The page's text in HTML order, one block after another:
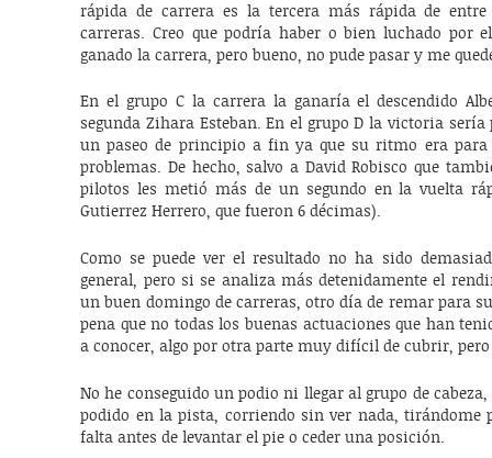
rápida de carrera es la tercera más rápida de
carreras. Creo que podría haber o bien luchado por
ganado la carrera, pero bueno, no pude pasar y me
En el grupo C la carrera la ganaría el descendido
segunda Zihara Esteban. En el grupo D la victoria
un paseo de principio a fin ya que su ritmo era
problemas. De hecho, salvo a David Robisco que
pilotos les metió más de un segundo en la vuelta
Gutierrez Herrero, que fueron 6 décimas).
Como se puede ver el resultado no ha sido
general, pero si se analiza más detenidamente el
un buen domingo de carreras, otro día de remar para
pena que no todas los buenas actuaciones que han
a conocer, algo por otra parte muy difícil de cubrir,
No he conseguido un podio ni llegar al grupo de
podido en la pista, corriendo sin ver nada,
falta antes de levantar el pie o ceder una posición.